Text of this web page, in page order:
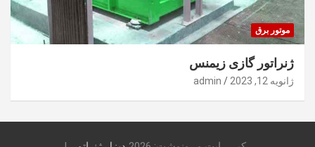
موتور برق
ژنراتور گازی زیمنس
ژانویه 12, 2023 admin